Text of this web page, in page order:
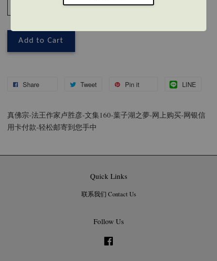
Add to Cart
Share Tweet Pin it LINE
真佛宗-法王作家卢胜彦-文集160-葉子湖之夢-网上购买-网银信
用卡付款-轻松邮寄到您手中
Quick Links
联系我们 Contact Us
Follow Us